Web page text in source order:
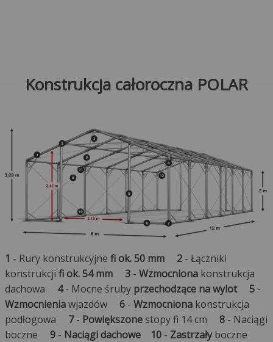
Konstrukcja całoroczna POLAR
1 - Rury konstrukcyjne fi ok. 50 mm 2- Łączniki
konstrukcji fi ok. 54 mm 3- Wzmocnionakonstrukcja
dachowa 4- Mocne śruby przechodzące na wylot 5-
Wzmocnieniawjazdów 6- Wzmocnionakonstrukcja
podłogowa 7- Powiększonestopy fi 14 cm 8- Naciągi
boczne 9- Naciągi dachowe 10- Zastrzałyboczne